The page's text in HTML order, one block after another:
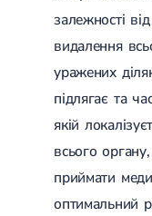
залежності
видалення
уражених
підлягає та
якій
всього
приймати
оптимальний